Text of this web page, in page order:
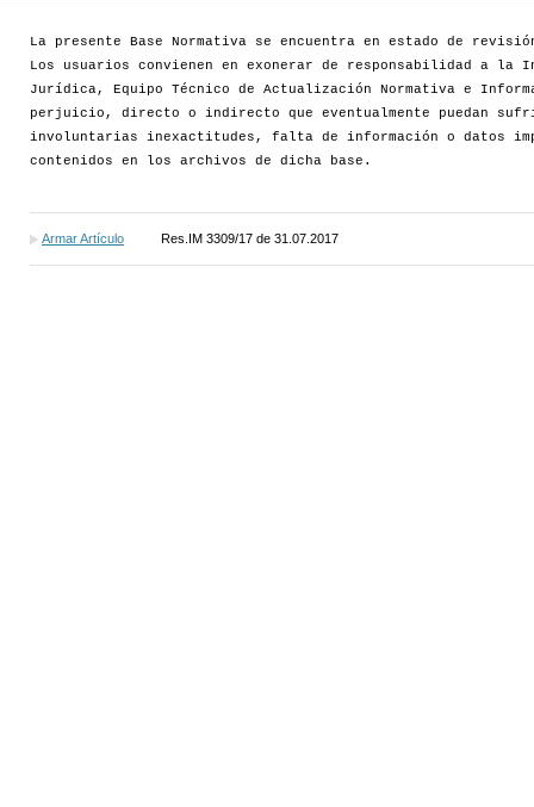
La presente Base Normativa se encuentra en estado de
Los usuarios convienen en exonerar de responsabilidad a la
Jurídica, Equipo Técnico de Actualización Normativa e
perjuicio, directo o indirecto que eventualmente puedan
involuntarias inexactitudes, falta de información o datos
contenidos en los archivos de dicha base.
Armar Artículo Res.IM 3309/17 de 31.07.2017